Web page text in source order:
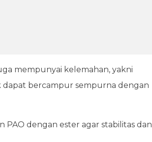
mempunyai kelemahan, yakni
bercampur sempurna dengan
dengan ester agar stabilitas dan